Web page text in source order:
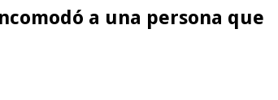
a una persona que